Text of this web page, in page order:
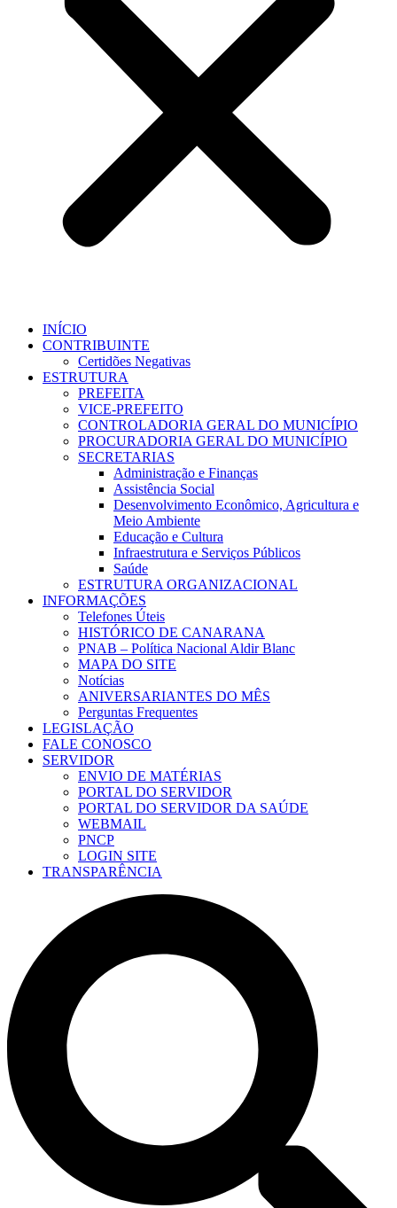
INÍCIO
CONTRIBUINTE
Certidões Negativas
ESTRUTURA
PREFEITA
VICE-PREFEITO
CONTROLADORIA GERAL DO MUNICÍPIO
PROCURADORIA GERAL DO MUNICÍPIO
SECRETARIAS
Administração e Finanças
Assistência Social
Desenvolvimento Econômico, Agricultura e
Meio Ambiente
Educação e Cultura
Infraestrutura e Serviços Públicos
Saúde
ESTRUTURA ORGANIZACIONAL
INFORMAÇÕES
Telefones Úteis
HISTÓRICO DE CANARANA
PNAB – Política Nacional Aldir Blanc
MAPA DO SITE
Notícias
ANIVERSARIANTES DO MÊS
Perguntas Frequentes
LEGISLAÇÃO
FALE CONOSCO
SERVIDOR
ENVIO DE MATÉRIAS
PORTAL DO SERVIDOR
PORTAL DO SERVIDOR DA SAÚDE
WEBMAIL
PNCP
LOGIN SITE
TRANSPARÊNCIA